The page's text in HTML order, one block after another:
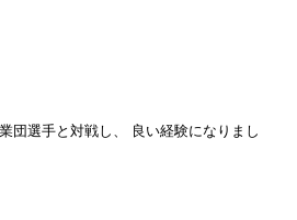
団選手と対戦し、
良い経験になりまし